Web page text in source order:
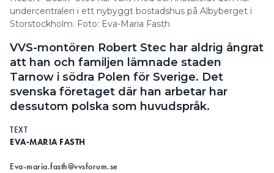
Information om GDPR
SEARCH
undercentralen i ett nybyggt bostadshus på Albyberget i
Storstockholm. Foto: Eva-Maria Fasth
VVS-montören Robert Stec har aldrig ångrat
att han och familjen lämnade staden
Tarnow i södra Polen för Sverige. Det
svenska företaget där han arbetar har
dessutom polska som huvudspråk.
TEXT
EVA-MARIA FASTH
Eva-maria.fasth@vvsforum.se